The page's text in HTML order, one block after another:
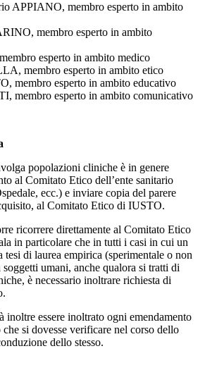
APPIANO, membro esperto in ambito
membro esperto in ambito
esperto in ambito medico
membro esperto in ambito etico
membro esperto in ambito educativo
membro esperto in ambito comunicativo
popolazioni cliniche è in genere
al Comitato Etico dell’ente sanitario
ecc.) e inviare copia del parere
al Comitato Etico di IUSTO.
ricorrere direttamente al Comitato Etico
in particolare che in tutti i casi in cui un
tesi di laurea empirica (sperimentale o non
umani, anche qualora si tratti di
è necessario inoltrare richiesta di
essere inoltrato ogni emendamento
si dovesse verificare nel corso dello
dello stesso.